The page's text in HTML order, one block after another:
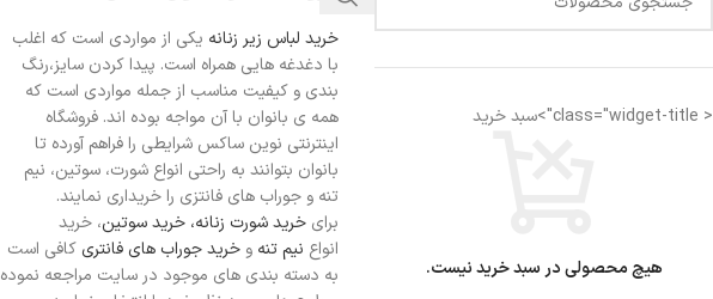
< class="widget-title">سبد خرید
هیچ محصولی در سبد خرید نیست.
خرید لباس زیر زنانه یکی از مواردی است که اغلب
با دغدغه هایی همراه است. پیدا کردن سایز،رنگ
بندی و کیفیت مناسب از جمله مواردی است که
همه ی بانوان با آن مواجه بوده اند. فروشگاه
اینترنتی نوین ساکس شرایطی را فراهم آورده تا
بانوان بتوانند به راحتی انواع شورت، سوتین، نیم
تنه و جوراب های فانتزی را خریداری نمایند.
برای خرید شورت زنانه، خرید سوتین، خرید
انواع نیم تنه و خرید جوراب های فانتری کافی است
به دسته بندی های موجود در سایت مراجعه نموده